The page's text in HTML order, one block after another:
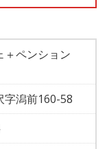
ペンション
字潟前160-58